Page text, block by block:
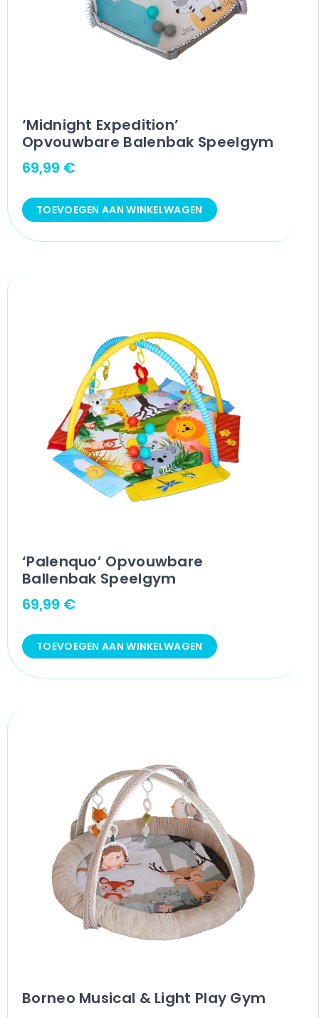
‘Midnight Expedition’
Opvouwbare Balenbak Speelgym
69,99 €
TOEVOEGEN AAN WINKELWAGEN
‘Palenquo’ Opvouwbare
Ballenbak Speelgym
69,99 €
TOEVOEGEN AAN WINKELWAGEN
Borneo Musical & Light Play Gym